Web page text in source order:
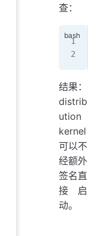
查：
结果：
distrib
ution
kernel
可以不
经额外
签名直
接启
动。